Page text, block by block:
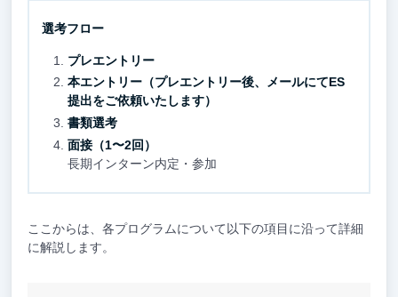
選考フロー
プレエントリー
本エントリー（プレエントリー後、メールにてES
提出をご依頼いたします）
書類選考
面接（1〜2回）
長期インターン内定・参加
ここからは、各プログラムについて以下の項目に沿って詳細
に解説します。